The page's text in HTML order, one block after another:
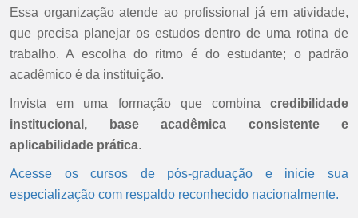
Essa organização atende ao profissional já em atividade,
que precisa planejar os estudos dentro de uma rotina de
trabalho. A escolha do ritmo é do estudante; o padrão
acadêmico é da instituição.
Invista em uma formação que combina credibilidade
institucional, base acadêmica consistente e
aplicabilidade prática.
Acesse os cursos de pós-graduação e inicie sua
especialização com respaldo reconhecido nacionalmente.